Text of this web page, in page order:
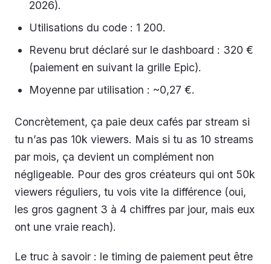
2026).
Utilisations du code : 1 200.
Revenu brut déclaré sur le dashboard : 320 €
(paiement en suivant la grille Epic).
Moyenne par utilisation : ~0,27 €.
Concrètement, ça paie deux cafés par stream si
tu n’as pas 10k viewers. Mais si tu as 10 streams
par mois, ça devient un complément non
négligeable. Pour des gros créateurs qui ont 50k
viewers réguliers, tu vois vite la différence (oui,
les gros gagnent 3 à 4 chiffres par jour, mais eux
ont une vraie reach).
Le truc à savoir : le timing de paiement peut être